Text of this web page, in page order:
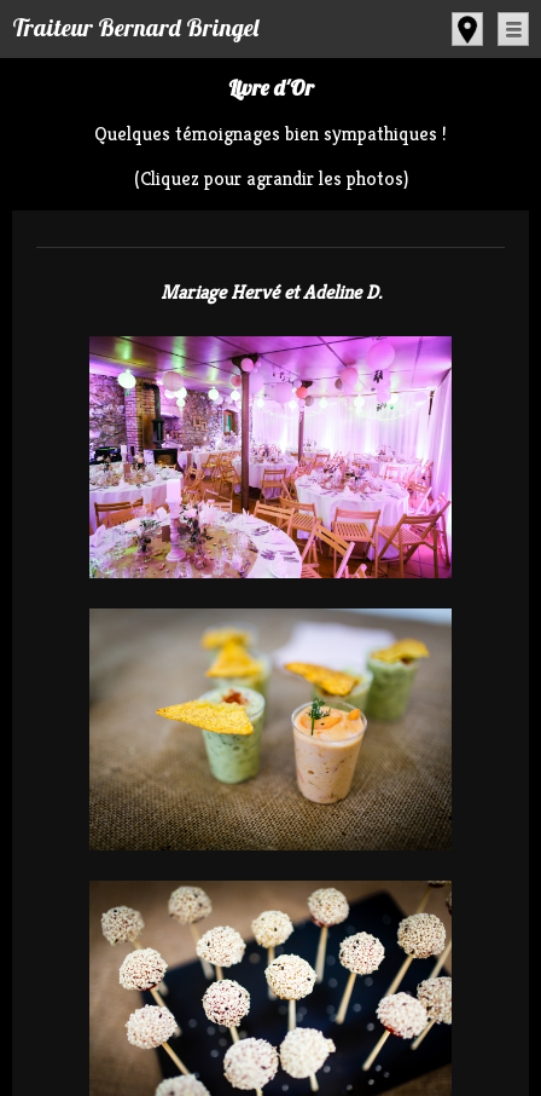
Traiteur Bernard Bringel
Livre d'Or
Quelques témoignages bien sympathiques !
(Cliquez pour agrandir les photos)
Mariage Hervé et Adeline D.
Panneau de gestion des cookies